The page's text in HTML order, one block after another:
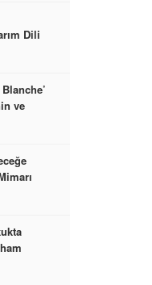
Dili
ve